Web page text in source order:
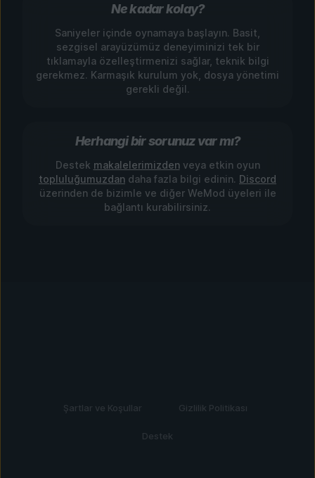
Ne kadar kolay?
Saniyeler içinde oynamaya başlayın. Basit,
sezgisel arayüzümüz deneyiminizi tek bir
tıklamayla özelleştirmenizi sağlar, teknik bilgi
gerekmez. Karmaşık kurulum yok, dosya yönetimi
gerekli değil.
Herhangi bir sorunuz var mı?
Destek makalelerimizdenveya etkin oyun
topluluğumuzdan daha fazla bilgi edinin. Discord
üzerinden de bizimle ve diğer WeMod üyeleri ile
bağlantı kurabilirsiniz.
Şartlar ve Koşullar Gizlilik Politikası
Destek